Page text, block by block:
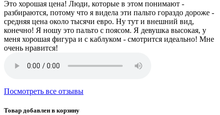
Это хорошая цена! Люди, которые в этом понимают -
разбираются, потому что я видела эти пальто гораздо дороже -
средняя цена около тысячи евро. Ну тут и внешний вид,
конечно! Я ношу это пальто с поясом. Я девушка высокая, у
меня хорошая фигура и с каблуком - смотрится идеально! Мне
очень нравится!
Посмотреть все отзывы
Товар добавлен в корзину